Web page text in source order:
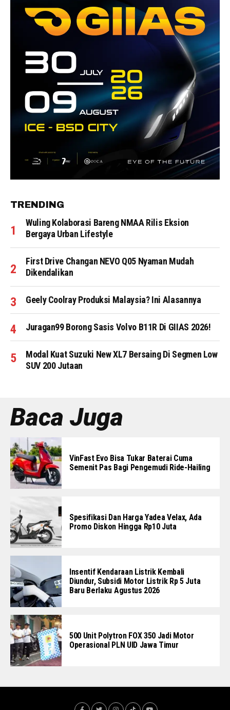
TRENDING
Wuling Kolaborasi Bareng NMAA Rilis Eksion
Bergaya Urban Lifestyle
First Drive Changan NEVO Q05 Nyaman Mudah
Dikendalikan
Geely Coolray Produksi Malaysia? Ini Alasannya
Juragan99 Borong Sasis Volvo B11R Di GIIAS 2026!
Modal Kuat Suzuki New XL7 Bersaing Di Segmen Low
SUV 200 Jutaan
Baca Juga
VinFast Evo Bisa Tukar Baterai Cuma
Semenit Pas Bagi Pengemudi Ride-Hailing
Spesifikasi Dan Harga Yadea Velax, Ada
Promo Diskon Hingga Rp10 Juta
Insentif Kendaraan Listrik Kembali
Diundur, Subsidi Motor Listrik Rp 5 Juta
Baru Berlaku Agustus 2026
500 Unit Polytron FOX 350 Jadi Motor
Operasional PLN UID Jawa Timur